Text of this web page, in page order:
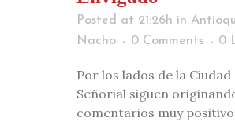
Posted at 21:26h in
Nacho
0 Comments 0
Por los lados de la Ciudad
Señorial siguen
comentarios muy